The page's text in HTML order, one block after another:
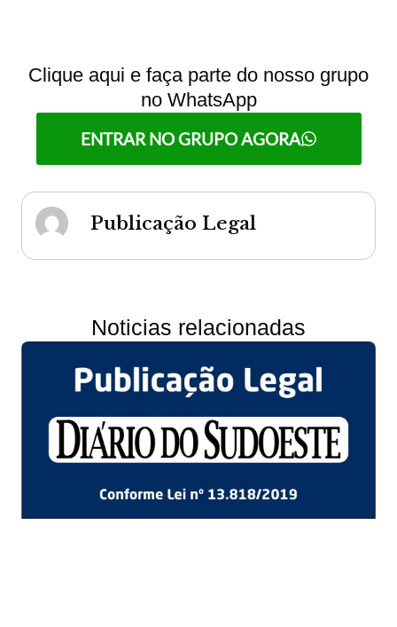
Clique aqui e faça parte do nosso grupo
no WhatsApp
ENTRAR NO GRUPO AGORA
Publicação Legal
Noticias relacionadas